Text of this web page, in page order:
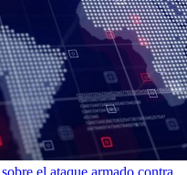
el ataque armado contra